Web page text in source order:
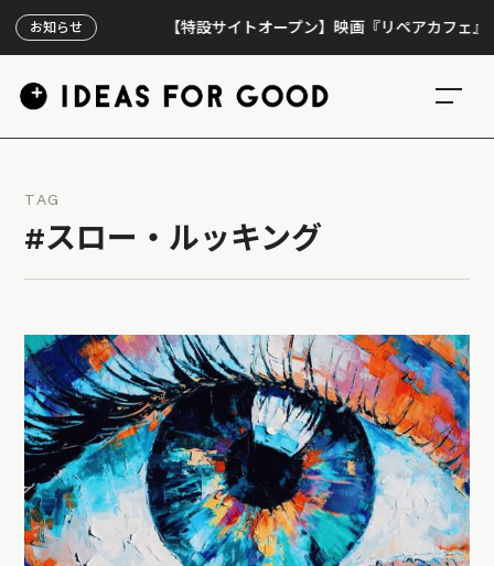
お知らせ 【特設サイトオープン】映画『リペアカフェ』、上
TAG
#スロー・ルッキング